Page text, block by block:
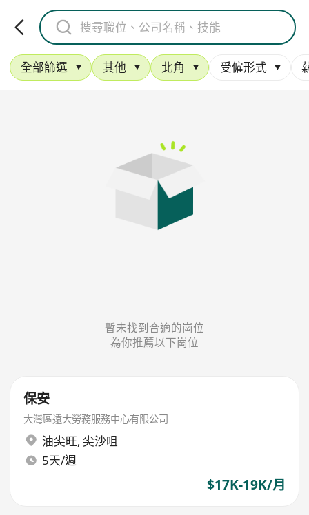
全部篩選 其他 北角 受僱形式
暫未找到合適的崗位
為你推薦以下崗位
保安
大灣區遠大勞務服務中心有限公司
油尖旺, 尖沙咀
5天/週
$17K-19K/月